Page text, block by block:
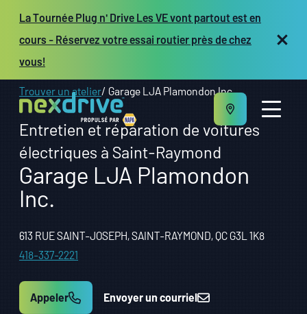
La Tournée Plug n' Drive Les VE vont partout est en
cours - Réservez votre essai routier près de chez
vous!
À propos
Véhicules
Propriétaires d’atelier
EN
Trouver un atelier Garage LJA Plamondon Inc.
Entretien et réparation de voitures
électriques à Saint-Raymond
Garage LJA Plamondon
Inc.
613 RUE SAINT-JOSEPH, SAINT-RAYMOND, QC G3L 1K8
418-337-2221
Appeler Envoyer un courriel